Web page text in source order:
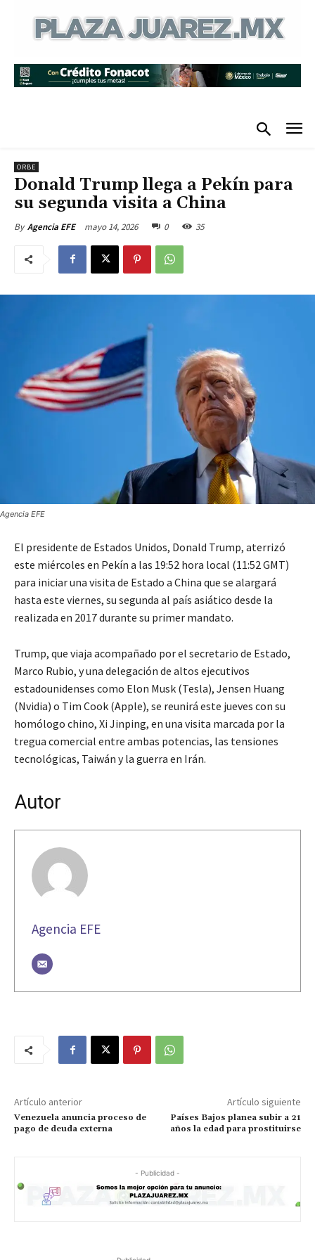
ORBE
Donald Trump llega a Pekín para
su segunda visita a China
By Agencia EFE mayo 14, 2026 0 35
Agencia EFE
El presidente de Estados Unidos, Donald Trump, aterrizó
este miércoles en Pekín a las 19:52 hora local (11:52 GMT)
para iniciar una visita de Estado a China que se alargará
hasta este viernes, su segunda al país asiático desde la
realizada en 2017 durante su primer mandato.
Trump, que viaja acompañado por el secretario de Estado,
Marco Rubio, y una delegación de altos ejecutivos
estadounidenses como Elon Musk (Tesla), Jensen Huang
(Nvidia) o Tim Cook (Apple), se reunirá este jueves con su
homólogo chino, Xi Jinping, en una visita marcada por la
tregua comercial entre ambas potencias, las tensiones
tecnológicas, Taiwán y la guerra en Irán.
Autor
Agencia EFE
Artículo anterior
Venezuela anuncia proceso de
pago de deuda externa
Artículo siguiente
Países Bajos planea subir a 21
años la edad para prostituirse
- Publicidad -